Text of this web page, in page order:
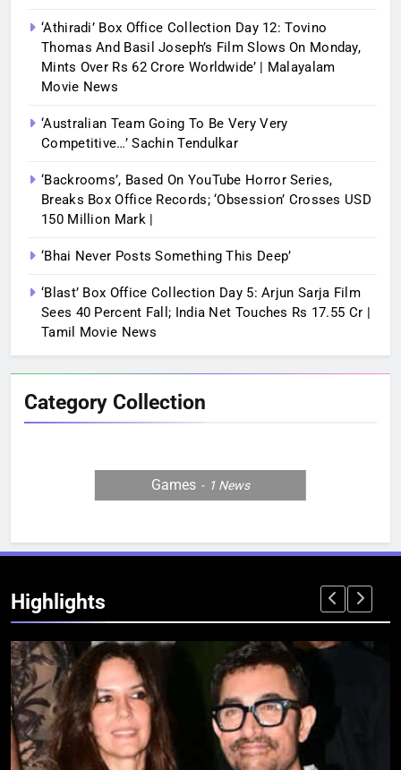
‘Athiradi’ Box Office Collection Day 12: Tovino
Thomas And Basil Joseph’s Film Slows On Monday,
Mints Over Rs 62 Crore Worldwide’ | Malayalam
Movie News
‘Australian Team Going To Be Very Very
Competitive…’ Sachin Tendulkar
‘Backrooms’, Based On YouTube Horror Series,
Breaks Box Office Records; ‘Obsession’ Crosses USD
150 Million Mark |
‘Bhai Never Posts Something This Deep’
‘Blast’ Box Office Collection Day 5: Arjun Sarja Film
Sees 40 Percent Fall; India Net Touches Rs 17.55 Cr |
Tamil Movie News
Category Collection
Games 1 News
Highlights